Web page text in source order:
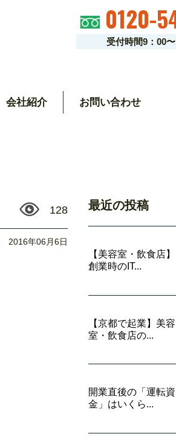
0120-
受付時間9：00
会社紹介 お問い合わせ
128
2016年06月6日
最近の投稿
【美容室・飲食店】
創業時のIT...
【京都で起業】美容
室・飲食店の...
開業直後の「運転資
金」はいくら...